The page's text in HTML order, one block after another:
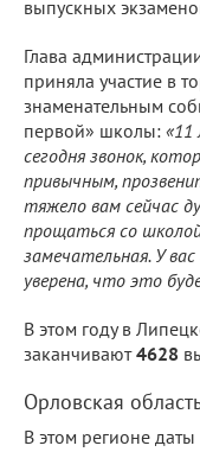
выпускных
Глава
приняла участие в
знаменательным
первой» школы: «11
сегодня звонок,
привычным,
тяжело вам сейчас
прощаться со
замечательная. У
уверена, что это
В этом году в
заканчивают4628
Орловская
В этом регионе